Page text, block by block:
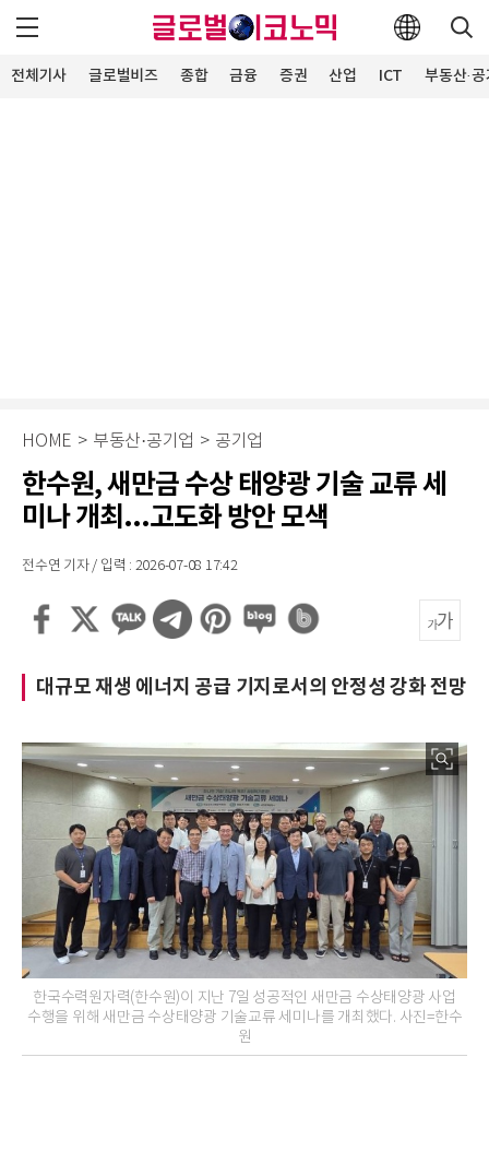
전체기사 글로벌비즈 종합 금융 증권 산업 ICT 부동산·
HOME > 부동산·공기업 > 공기업
한수원, 새만금 수상 태양광 기술 교류 세
미나 개최...고도화 방안 모색
전수연 기자 / 입력 : 2026-07-08 17:42
대규모 재생 에너지 공급 기지로서의 안정성 강화 전망
한국수력원자력(한수원)이 지난 7일 성공적인 새만금 수상태양광 사업
수행을 위해 새만금 수상태양광 기술교류 세미나를 개최했다. 사진=한수
원